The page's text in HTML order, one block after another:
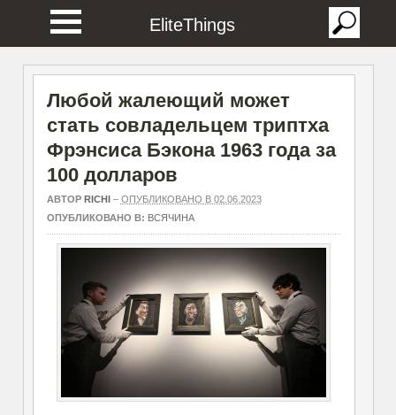
EliteThings
Любой жалеющий может
стать совладельцем триптха
Фрэнсиса Бэкона 1963 года за
100 долларов
АВТОР RICHI– ОПУБЛИКОВАНО В 02.06.2023
ОПУБЛИКОВАНО В: ВСЯЧИНА